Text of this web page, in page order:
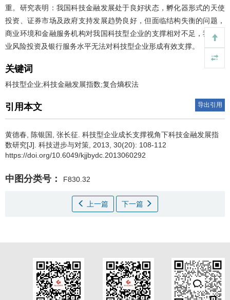
重。研究表明：我国科技金融发展处于良好状态，孵化器形式的天使
投资、证券市场及政府支持发展趋势良好，但面临结构失衡的问题，
商业环境和金融服务机构对我国科技型企业的支撑相对不足，我国创
业风险投资及银行服务水平无法对科技型企业形成有效支撑。
关键词
科技型企业;科技金融发展指数;复合熵权法
引用本文 导出引用
黄德春 陈银国 张长征 科技型企业成长支撑视角下科技金融发展指
数研究[J]. 科技进步与对策, 2013, 30(20): 108-112
https://doi.org/10.6049/kjjbydc.2013060292
中图分类号： F830.32
上一篇 下一篇